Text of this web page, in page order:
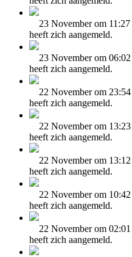
23 November om 11:27
heeft zich aangemeld.
23 November om 06:02
heeft zich aangemeld.
22 November om 23:54
heeft zich aangemeld.
22 November om 13:23
heeft zich aangemeld.
22 November om 13:12
heeft zich aangemeld.
22 November om 10:42
heeft zich aangemeld.
22 November om 02:01
heeft zich aangemeld.